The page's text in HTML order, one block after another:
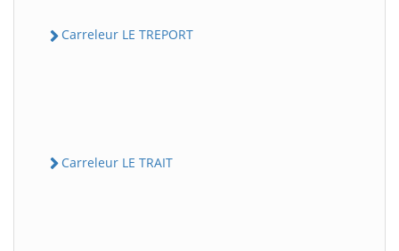
Carreleur LE TREPORT
Carreleur LE TRAIT